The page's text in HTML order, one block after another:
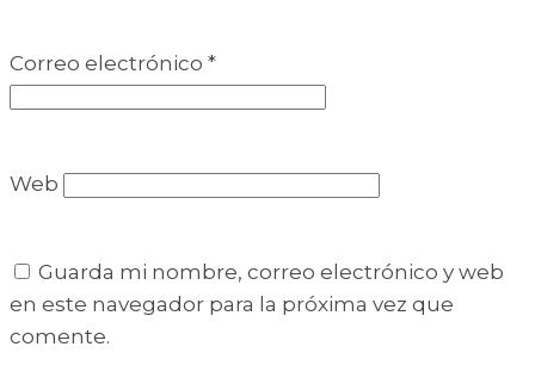
Correo electrónico *
Web
Guarda mi nombre, correo electrónico y web
en este navegador para la próxima vez que
comente.